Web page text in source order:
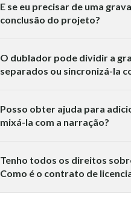
E se eu precisar de uma
conclusão do projeto?
O dublador pode dividir a
separados ou sincronizá-la
Posso obter ajuda para
mixá-la com a narração?
Tenho todos os direitos
Como é o contrato de